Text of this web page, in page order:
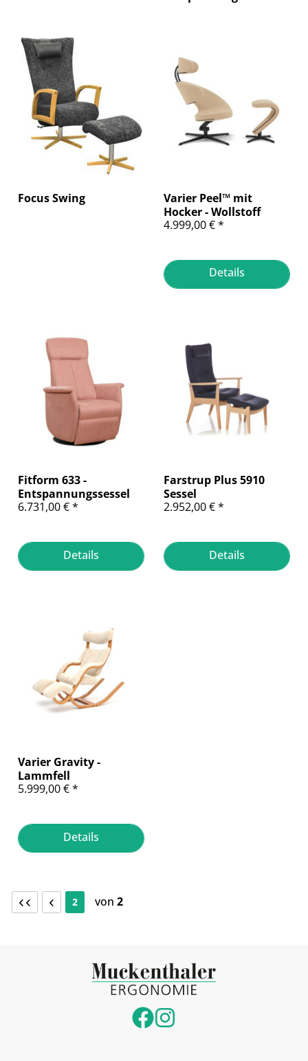
Focus Swing
Varier Peel™ mit
Hocker - Wollstoff
HALLINGDAL...
4.999,00 € *
Details
Fitform 633 -
Entspannungssessel
mit Aufstehhilfe
6.731,00 € *
Details
Farstrup Plus 5910
Sessel
2.952,00 € *
Details
Varier Gravity -
Lammfell
5.999,00 € *
Details
2 von 2